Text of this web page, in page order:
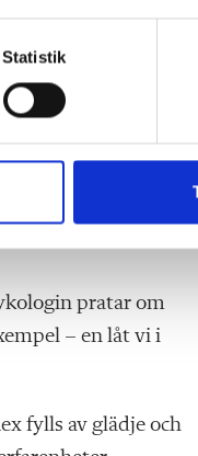
Statistik
Westrup och Bildbyrån
till OS i
ut Sydkorea i
pratar om
– en låt vi i
fylls av glädje och